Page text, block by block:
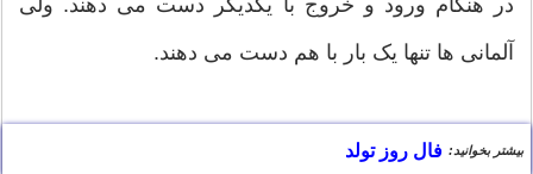
آلمانی ها تنها یک بار با هم دست می دهند.
بیشتر بخوانید: فال روز تولد